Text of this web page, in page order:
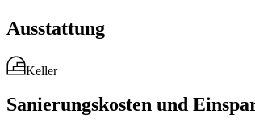
Ausstattung
Keller
Sanierungskosten und